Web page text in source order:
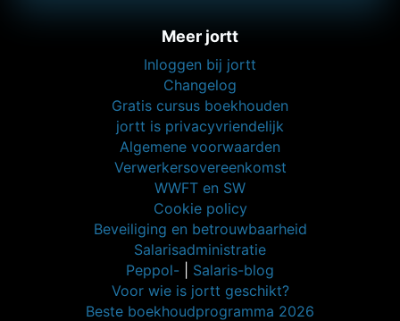
Meer jortt
Inloggen bij jortt
Changelog
Gratis cursus boekhouden
jortt is privacyvriendelijk
Algemene voorwaarden
Verwerkersovereenkomst
WWFT en SW
Cookie policy
Beveiliging en betrouwbaarheid
Salarisadministratie
Peppol-
Salaris-blog
Voor wie is jortt geschikt?
Beste boekhoudprogramma 2026